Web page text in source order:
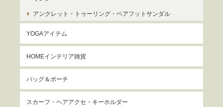
アンクレット・トゥーリング・ベアフットサンダル
YOGAアイテム
HOMEインテリア雑貨
バッグ＆ポーチ
スカーフ・ヘアアクセ・キーホルダー